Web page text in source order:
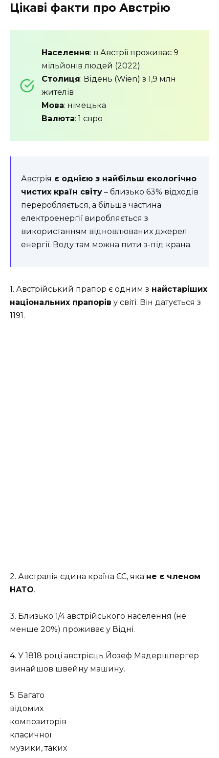
Цікаві факти про Австрію
Населення: в Австрії проживає 9
мільйонів людей (2022)
Столиця: Відень (Wien) з 1,9 млн
жителів
Мова: німецька
Валюта: 1 євро
Австрія є однією з найбільш екологічно
чистих країн світу – близько 63% відходів
переробляється, а більша частина
електроенергії виробляється з
використанням відновлюваних джерел
енергії. Воду там можна пити з-під крана.
1. Австрійський прапор є одним з найстаріших
національних прапорів у світі. Він датується з
1191.
2. Австралія єдина країна ЄС, яка не є членом
НАТО.
3. Близько 1/4 австрійського населення (не
менше 20%) проживає у Відні.
4. У 1818 році австрієць Йозеф Мадершпергер
винайшов швейну машину.
5. Багато
відомих
композиторів
класичної
музики, таких